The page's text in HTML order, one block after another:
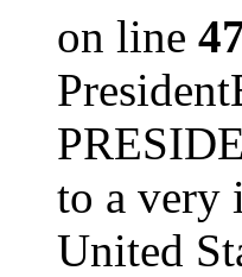
on line
to a very
United